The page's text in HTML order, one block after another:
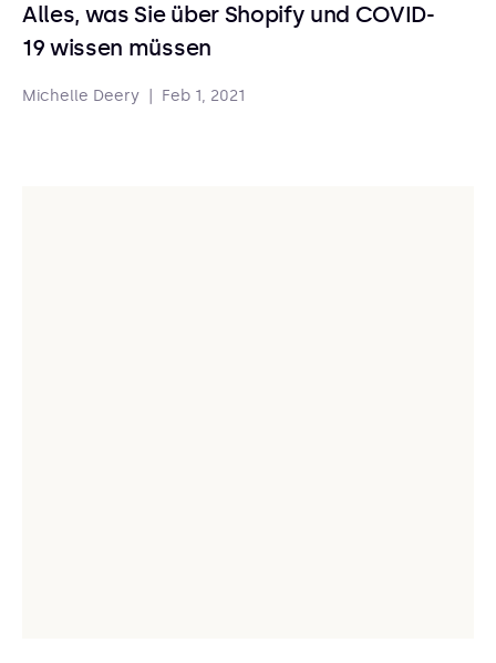
Alles, was Sie über Shopify und COVID-
19 wissen müssen
Michelle Deery Feb 1, 2021